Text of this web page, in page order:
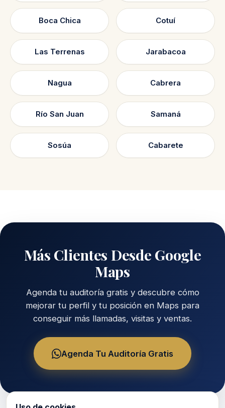
Boca Chica Cotuí
Las Terrenas Jarabacoa
Nagua Cabrera
Río San Juan Samaná
Sosúa Cabarete
Más Clientes Desde Google
Maps
Agenda tu auditoría gratis y descubre cómo
mejorar tu perfil y tu posición en Maps para
conseguir más llamadas, visitas y ventas.
Agenda Tu Auditoría Gratis